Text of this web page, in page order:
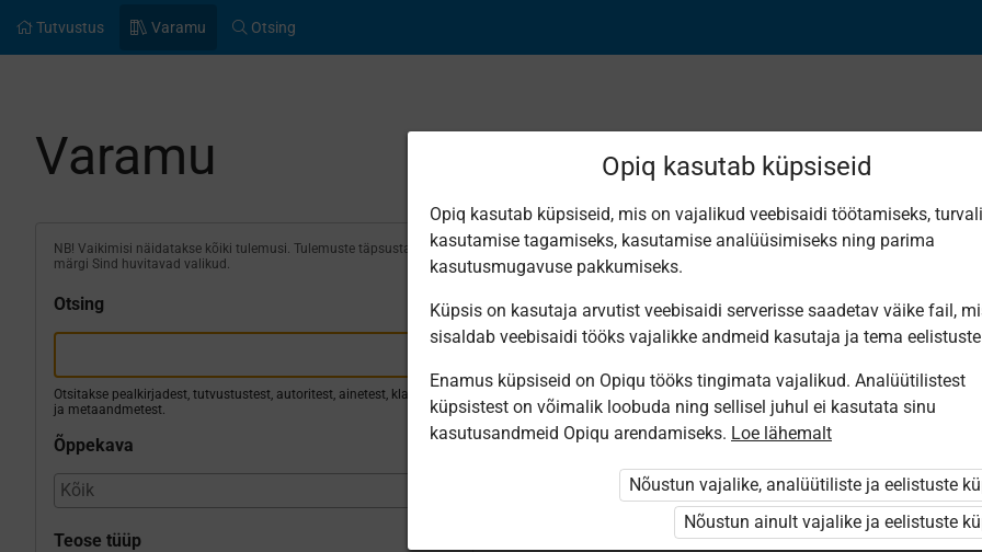
Tutvustus Varamu Otsing
Varamu
NB! Vaikimisi näidatakse kõiki tulemusi. Tulemuste täpsustamiseks
märgi Sind huvitavad valikud.
Otsing
Otsitakse pealkirjadest, tutvustustest, autoritest, ainetest, klassidest
ja metaandmetest.
Õppekava
Teose tüüp
Leiti 4 vastet
Muusikamaa
radadel 9.
Avita
Muusikaõpik
9. klassile
Eesti
Pärimusmuusika
Keskus MTÜ
Pärimus­
muusika
Keskuse
õppevideod
Koolibri
Музыка 9
класс
Opiq kasutab küpsiseid
Opiq kasutab küpsiseid, mis on vajalikud veebisaidi töötamiseks,
kasutamise tagamiseks, kasutamise analüüsimiseks ning parima
kasutusmugavuse pakkumiseks.
Küpsis on kasutaja arvutist veebisaidi serverisse saadetav väike fail,
sisaldab veebisaidi tööks vajalikke andmeid kasutaja ja tema
Enamus küpsiseid on Opiqu tööks tingimata vajalikud. Analüütilistest
küpsistest on võimalik loobuda ning sellisel juhul ei kasutata sinu
kasutusandmeid Opiqu arendamiseks. Loe lähemalt
Nõustun vajalike, analüütiliste ja eelistuste
Nõustun ainult vajalike ja eelistuste